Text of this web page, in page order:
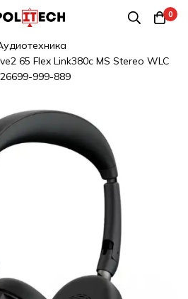
0
65 Flex Link380c MS Stereo WLC
26699-999-889